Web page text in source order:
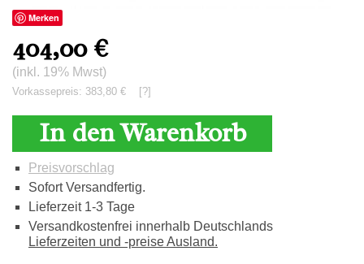
Merken
404,00 €
(inkl. 19% Mwst)
Vorkassepreis: 383,80 € [?]
In den Warenkorb
Preisvorschlag
Sofort Versandfertig.
Lieferzeit 1-3 Tage
Versandkostenfrei innerhalb Deutschlands
Lieferzeiten und -preise Ausland.